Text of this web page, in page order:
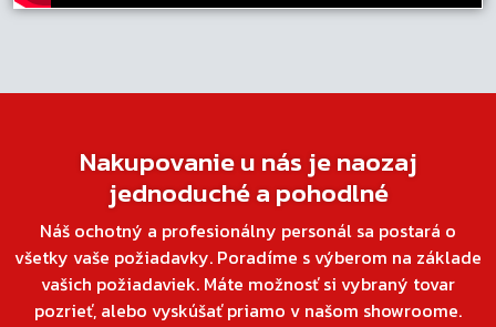
Nakupovanie u nás je naozaj
jednoduché a pohodlné
Náš ochotný a profesionálny personál sa postará o
všetky vaše požiadavky. Poradíme s výberom na základe
vašich požiadaviek. Máte možnosť si vybraný tovar
pozrieť, alebo vyskúšať priamo v našom showroome.